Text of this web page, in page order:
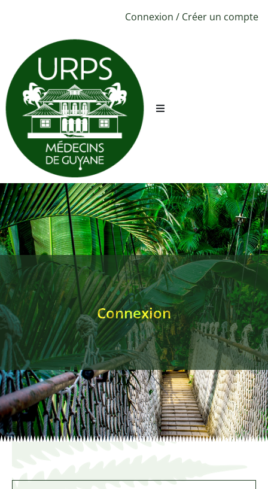
Connexion / Créer un compte
Conciergerie
CPTS
Évènements
Annonces
Club des Stratèges
Signalements
Connexion